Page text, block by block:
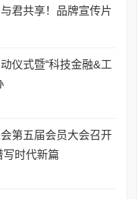
君共享！品牌宣传片
仪式暨“科技金融&工
第五届会员大会召开
写时代新篇